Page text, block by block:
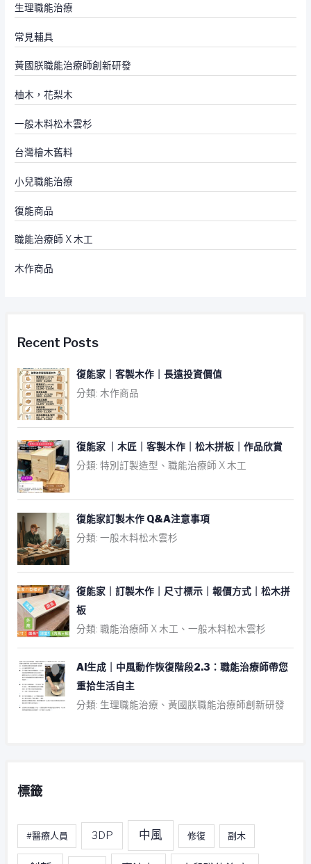
生理職能治療
常見輔具
黃國朕職能治療師創新研發
柚木，花梨木
一般木料松木雲杉
台灣檜木舊料
小兒職能治療
復能商品
職能治療師 X 木工
木作商品
Recent Posts
復能家｜客製木作｜長遠投資價值
分類: 木作商品
復能家 ｜木匠｜客製木作｜松木拼板｜作品欣賞
分類: 特別訂製造型、職能治療師 X 木工
復能家訂製木作 Q&A注意事項
分類: 一般木料松木雲杉
復能家｜訂製木作｜尺寸標示｜報價方式｜松木拼
板
分類: 職能治療師 X 木工、一般木料松木雲杉
AI生成｜中風動作恢復階段2.3：職能治療師帶您
重拾生活自主
分類: 生理職能治療、黃國朕職能治療師創新研發
標籤
#醫療人員 3DP 中風 修復 副木